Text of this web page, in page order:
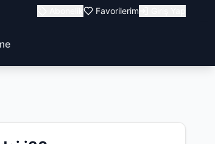
Favorilerim